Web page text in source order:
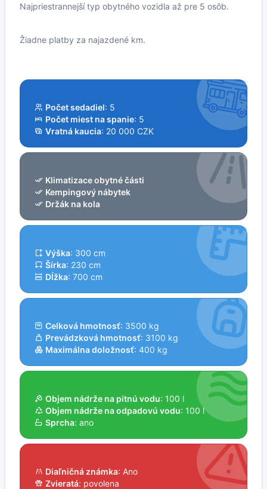
Najpriestrannejší typ obytného vozidla až pre 5 osôb.
Žiadne platby za najazdené km.
Počet sedadiel: 5
Počet miest na spanie: 5
Vratná kaucia: 20 000 CZK
Klimatizace obytné části
Kempingový nábytek
Držák na kola
Výška: 300 cm
Šírka: 230 cm
Dĺžka: 700 cm
Celková hmotnosť: 3500 kg
Prevádzková hmotnosť: 3100 kg
Maximálna doložnosť: 400 kg
Objem nádrže na pitnú vodu: 100 l
Objem nádrže na odpadovú vodu: 100 l
Sprcha: ano
Diaľničná známka: Ano
Zvieratá: povolena